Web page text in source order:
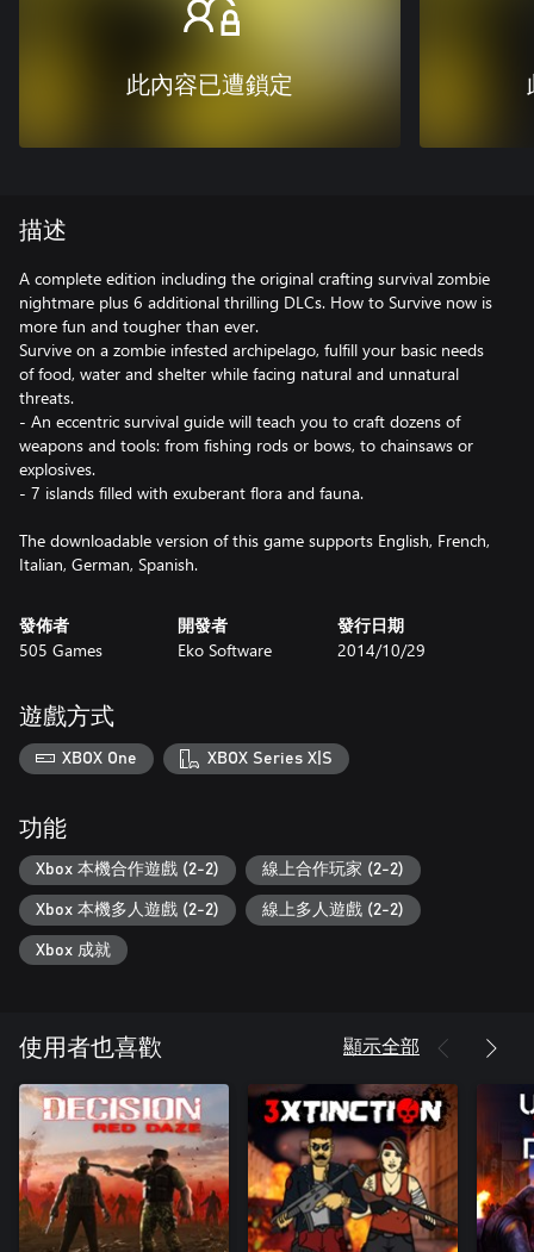
此內容已遭鎖定
描述
A complete edition including the original crafting survival zombie
nightmare plus 6 additional thrilling DLCs. How to Survive now is
more fun and tougher than ever.
Survive on a zombie infested archipelago, fulfill your basic needs
of food, water and shelter while facing natural and unnatural
threats.
- An eccentric survival guide will teach you to craft dozens of
weapons and tools: from fishing rods or bows, to chainsaws or
explosives.
- 7 islands filled with exuberant flora and fauna.
The downloadable version of this game supports English, French,
Italian, German, Spanish.
發佈者
505 Games
開發者
Eko Software
發行日期
2014/10/29
遊戲方式
XBOX One XBOX Series X|S
功能
Xbox 本機合作遊戲 (2-2) 線上合作玩家 (2-2)
Xbox 本機多人遊戲 (2-2) 線上多人遊戲 (2-2)
Xbox 成就
使用者也喜歡 顯示全部